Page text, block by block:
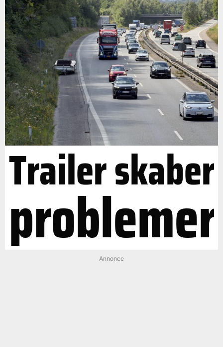
Trailer skaber
problemer
Annonce